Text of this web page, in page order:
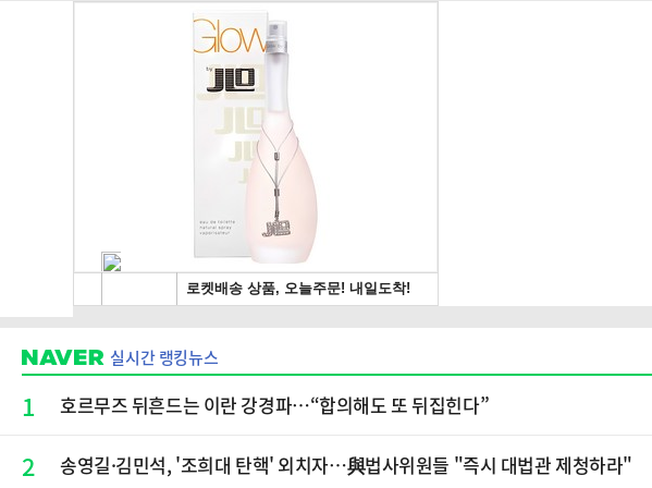
실시간 랭킹뉴스
1 호르무즈 뒤흔드는 이란 강경파…“합의해도 또 뒤집힌다”
2 송영길·김민석, '조희대 탄핵' 외치자…與법사위원들 "즉시 대법관 제청하라"